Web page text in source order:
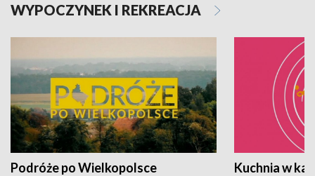
WYPOCZYNEK I REKREACJA
Podróże po Wielkopolsce Kuchnia w